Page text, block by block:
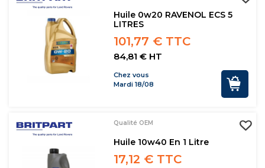
Huile 0w20 RAVENOL ECS 5
LITRES
101,77 € TTC
84,81 € HT
Chez vous
Mardi 18/08
Qualité OEM
Huile 10w40 En 1 Litre
17,12 € TTC